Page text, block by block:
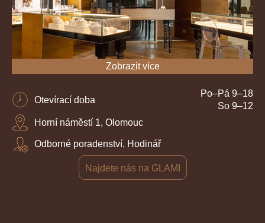
Zobrazit více
Otevírací doba
Po–Pá 9–18
So 9–12
Horní náměstí 1, Olomouc
Odborné poradenství, Hodinář
Najdete nás na GLAMI